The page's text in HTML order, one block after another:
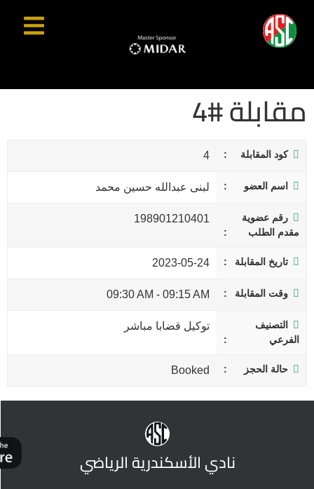
مقابلة #4
كود المقابلة 4
اسم العضو لبنى عبدالله حسين محمد
رقم عضوية
مقدم الطلب
198901210401
تاريخ المقابلة 2023-05-24
وقت المقابلة 09:15 AM
-
09:30 AM
التصنيف
الفرعي
توكيل قضابا مباشر
حالة الحجز Booked
نادي الأسكندرية الرياضي